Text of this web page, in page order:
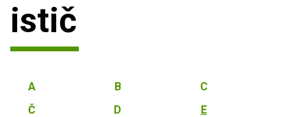
istič
A B
C
Č
D
E